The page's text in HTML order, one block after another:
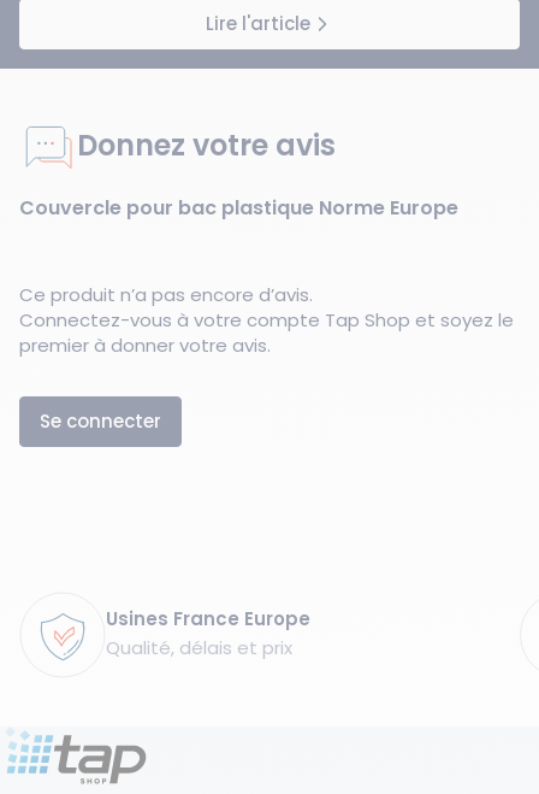
Lire l'article
Donnez votre avis
Couvercle pour bac plastique Norme Europe
Ce produit n’a pas encore d’avis.
Connectez-vous à votre compte Tap Shop et soyez le
premier à donner votre avis.
Se connecter
Usines France Europe
Qualité, délais et prix